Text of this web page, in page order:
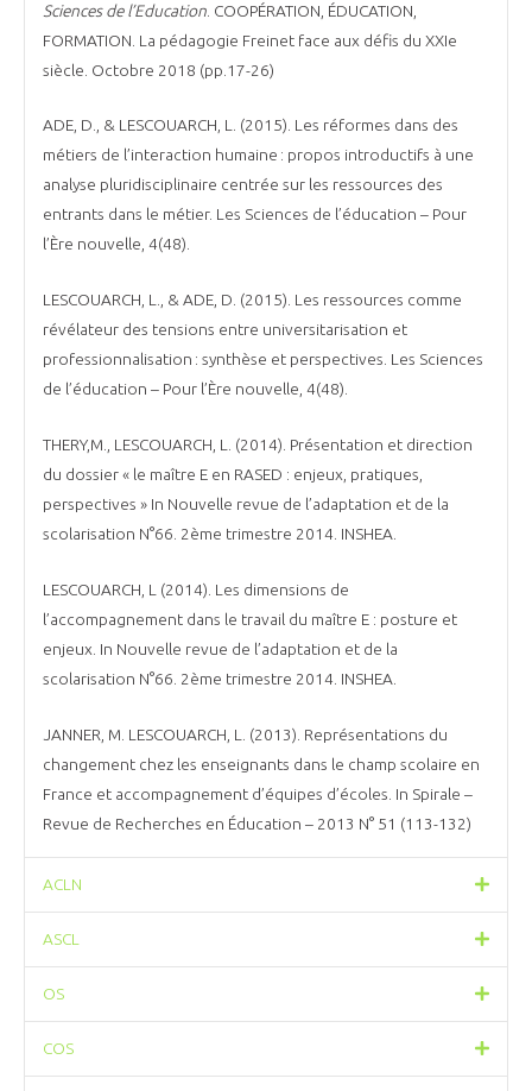
Sciences de l’Education . COOPÉRATION, ÉDUCATION,
FORMATION. La pédagogie Freinet face aux défis du XXIe
siècle. Octobre 2018 (pp.17-26)
ADE, D., & LESCOUARCH, L. (2015). Les réformes dans des
métiers de l’interaction humaine : propos introductifs à une
analyse pluridisciplinaire centrée sur les ressources des
entrants dans le métier. Les Sciences de l’éducation – Pour
l’Ère nouvelle, 4(48).
LESCOUARCH, L., & ADE, D. (2015). Les ressources comme
révélateur des tensions entre universitarisation et
professionnalisation : synthèse et perspectives. Les Sciences
de l’éducation – Pour l’Ère nouvelle, 4(48).
THERY,M., LESCOUARCH, L. (2014). Présentation et direction
du dossier « le maître E en RASED : enjeux, pratiques,
perspectives » In Nouvelle revue de l’adaptation et de la
scolarisation N°66. 2ème trimestre 2014. INSHEA.
LESCOUARCH, L (2014). Les dimensions de
l’accompagnement dans le travail du maître E : posture et
enjeux. In Nouvelle revue de l’adaptation et de la
scolarisation N°66. 2ème trimestre 2014. INSHEA.
JANNER, M. LESCOUARCH, L. (2013). Représentations du
changement chez les enseignants dans le champ scolaire en
France et accompagnement d’équipes d’écoles. In Spirale –
Revue de Recherches en Éducation – 2013 N° 51 (113-132)
ACLN
ASCL
OS
COS